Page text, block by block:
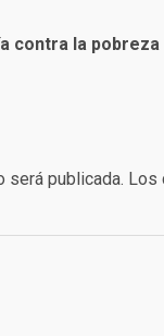
contra la
será publicada. Los